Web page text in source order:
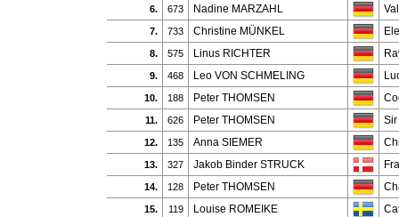
6. 673 Nadine MARZAHL
7. 733 Christine MÜNKEL
8. 575 Linus RICHTER
9. 468 Leo VON SCHMELING
10. 188 Peter THOMSEN
11. 626 Peter THOMSEN
12. 135 Anna SIEMER
13. 327 Jakob Binder STRUCK
14. 128 Peter THOMSEN
15. 119 Louise ROMEIKE